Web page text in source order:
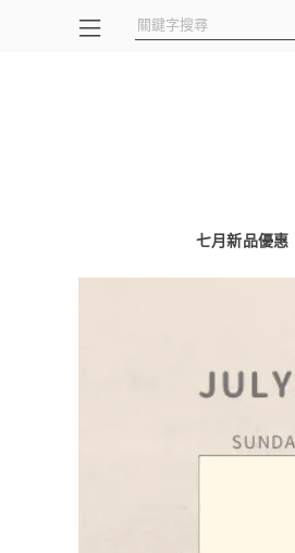
七月新品優惠